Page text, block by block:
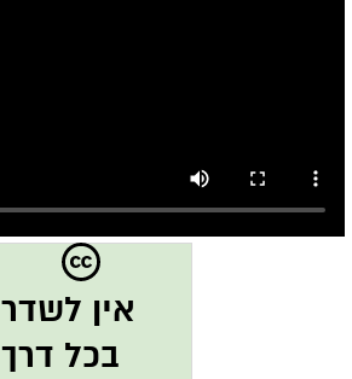
אין לשדר
בכל דרך